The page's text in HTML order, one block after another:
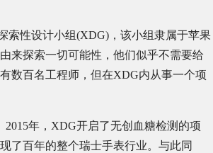
性设计小组(XDG)，该小组隶属于苹果
来探索一切可能性，他们似乎不需要给
数百名工程师，但在XDG内从事一个项
年，XDG开启了无创血糖检测的项
了百年的整个瑞士手表行业。与此同